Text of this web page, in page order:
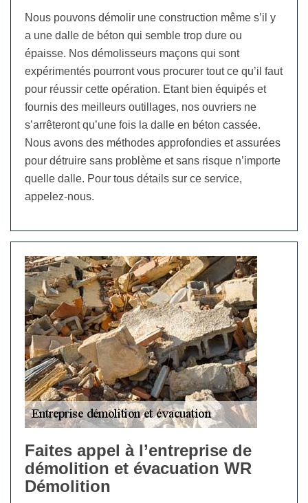
Nous pouvons démolir une construction même s’il y
a une dalle de béton qui semble trop dure ou
épaisse. Nos démolisseurs maçons qui sont
expérimentés pourront vous procurer tout ce qu’il faut
pour réussir cette opération. Etant bien équipés et
fournis des meilleurs outillages, nos ouvriers ne
s’arrêteront qu’une fois la dalle en béton cassée.
Nous avons des méthodes approfondies et assurées
pour détruire sans problème et sans risque n’importe
quelle dalle. Pour tous détails sur ce service,
appelez-nous.
Faites appel à l’entreprise de
démolition et évacuation WR
Démolition